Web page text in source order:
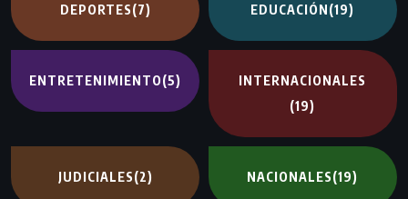
DEPORTES(7) EDUCACIÓN(19)
ENTRETENIMIENTO(5)
INTERNACIONALES
(19)
JUDICIALES(2) NACIONALES(19)